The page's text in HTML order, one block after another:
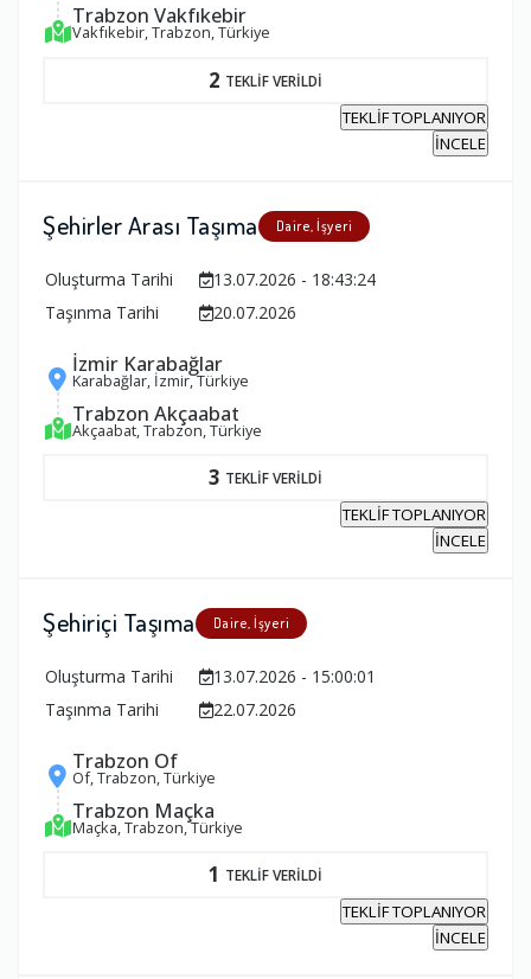
Trabzon Vakfıkebir
Vakfıkebir, Trabzon, Türkiye
2 TEKLİF VERİLDİ
TEKLİF TOPLANIYOR
İNCELE
Şehirler Arası Taşıma Daire, İşyeri
Oluşturma Tarihi
13.07.2026 - 18:43:24
Taşınma Tarihi
20.07.2026
İzmir Karabağlar
Karabağlar, İzmir, Türkiye
Trabzon Akçaabat
Akçaabat, Trabzon, Türkiye
3 TEKLİF VERİLDİ
TEKLİF TOPLANIYOR
İNCELE
Şehiriçi Taşıma Daire, İşyeri
Oluşturma Tarihi
13.07.2026 - 15:00:01
Taşınma Tarihi
22.07.2026
Trabzon Of
Of, Trabzon, Türkiye
Trabzon Maçka
Maçka, Trabzon, Türkiye
1 TEKLİF VERİLDİ
TEKLİF TOPLANIYOR
İNCELE